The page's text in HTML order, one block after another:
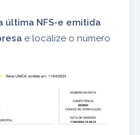
última NFS-e emitida
e localize o número